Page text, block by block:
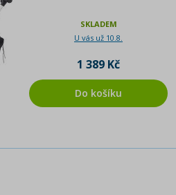
SKLADEM
U vás už 10.8.
1 389 Kč
Do košíku